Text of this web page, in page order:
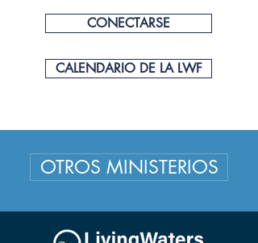
CONECTARSE
CALENDARIO DE LA LWF
OTROS MINISTERIOS